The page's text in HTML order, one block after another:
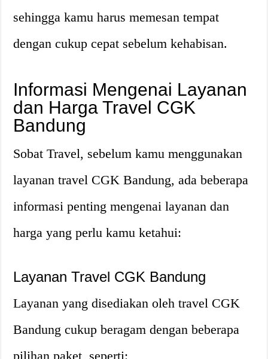
sehingga kamu harus memesan tempat
dengan cukup cepat sebelum kehabisan.
Informasi Mengenai Layanan
dan Harga Travel CGK
Bandung
Sobat Travel, sebelum kamu menggunakan
layanan travel CGK Bandung, ada beberapa
informasi penting mengenai layanan dan
harga yang perlu kamu ketahui:
Layanan Travel CGK Bandung
Layanan yang disediakan oleh travel CGK
Bandung cukup beragam dengan beberapa
pilihan paket, seperti: